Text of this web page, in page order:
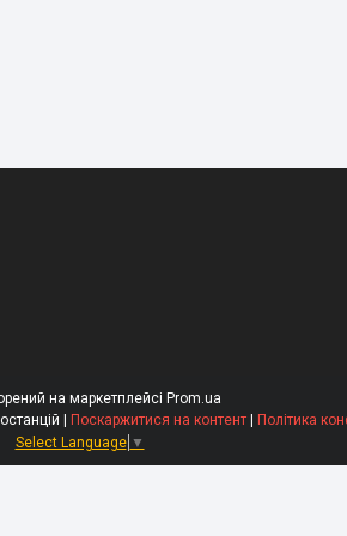
на маркетплейсі Prom.ua
Поскаржитися на контент
Політика
Select Language ▼